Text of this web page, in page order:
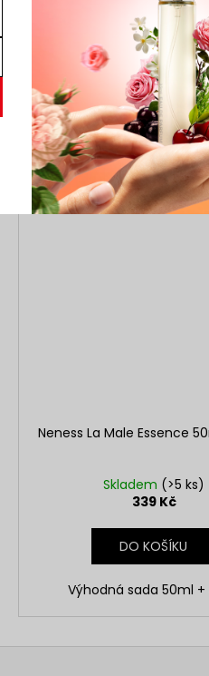
Neness La Male Essence
Skladem (>5 ks)
339 Kč
DO KOŠÍKU
Výhodná sada 50ml +